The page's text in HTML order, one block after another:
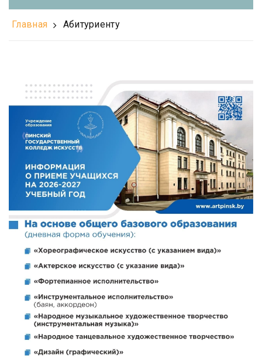
Главная Абитуриенту